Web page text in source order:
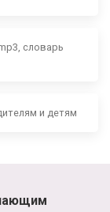
словарь
и детям